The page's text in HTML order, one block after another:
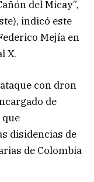
del Micay”,
indicó este
Mejía en
X.
con dron
de
que
disidencias de
de Colombia